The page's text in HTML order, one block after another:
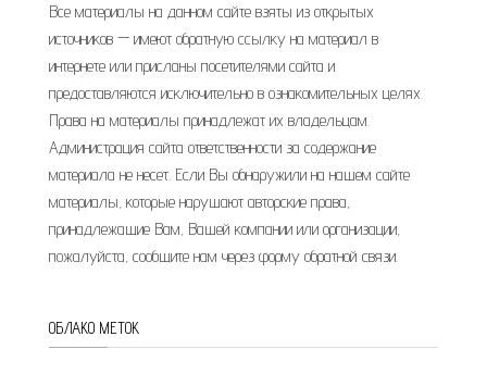
Все материалы на данном сайте взяты из открытых
источников — имеют обратную ссылку на материал в
интернете или присланы посетителями сайта и
предоставляются исключительно в ознакомительных целях.
Права на материалы принадлежат их владельцам.
Администрация сайта ответственности за содержание
материала не несет. Если Вы обнаружили на нашем сайте
материалы, которые нарушают авторские права,
принадлежащие Вам, Вашей компании или организации,
пожалуйста, сообщите нам через форму обратной связи.
ОБЛАКО МЕТОК